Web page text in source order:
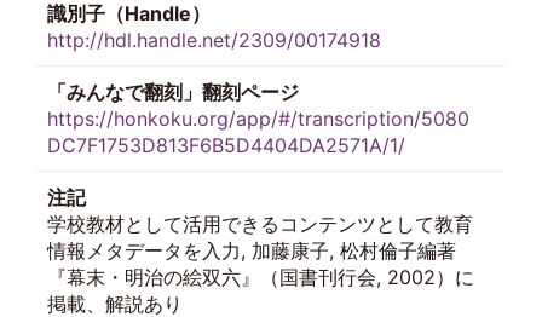
識別子（Handle）
http://hdl.handle.net/2309/00174918
「みんなで翻刻」翻刻ページ
https://honkoku.org/app/#/transcription/5080
DC7F1753D813F6B5D4404DA2571A/1/
注記
学校教材として活用できるコンテンツとして教育
情報メタデータを入力, 加藤康子, 松村倫子編著
『幕末・明治の絵双六』（国書刊行会, 2002）に
掲載、解説あり